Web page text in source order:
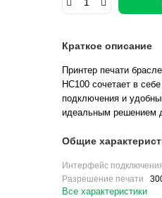
Краткое описание
Принтер печати
HC100 сочетает в
подключения и
идеальным решением
Общие
Интерфейс
Разрешение печати
Все характеристики